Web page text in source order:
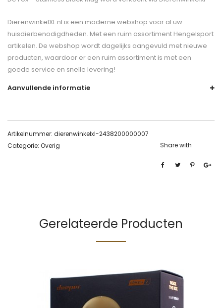
DierenwinkelXL.nl is een moderne webshop voor al uw
huisdierbenodigdheden. Met een ruim assortiment Hengelsport
artikelen. De webshop wordt dagelijks aangevuld met nieuwe
producten, waardoor er een ruim assortiment is met een
goede service en snelle levering!
Aanvullende informatie
Artikelnummer: dierenwinkelxl-2438200000007
Categorie: Overig Share with
Gerelateerde Producten